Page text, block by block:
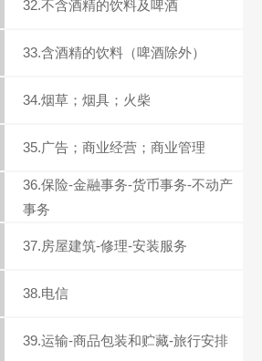
32.不含酒精的饮料及啤酒
33.含酒精的饮料（啤酒除外）
34.烟草；烟具；火柴
35.广告；商业经营；商业管理
36.保险-金融事务-货币事务-不动产
事务
37.房屋建筑-修理-安装服务
38.电信
39.运输-商品包装和贮藏-旅行安排